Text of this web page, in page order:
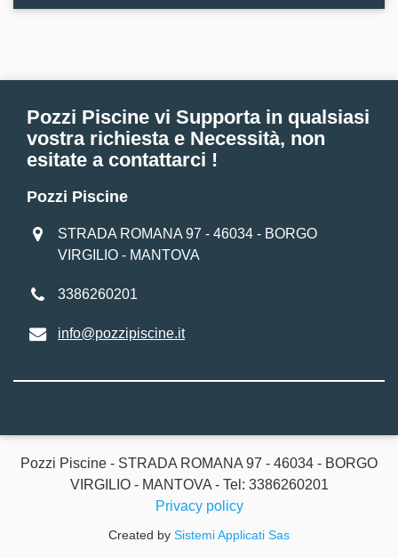
Pozzi Piscine vi Supporta in qualsiasi
vostra richiesta e Necessità, non
esitate a contattarci !
Pozzi Piscine
STRADA ROMANA 97 - 46034 - BORGO
VIRGILIO - MANTOVA
3386260201
info@pozzipiscine.it
Pozzi Piscine - STRADA ROMANA 97 - 46034 - BORGO
VIRGILIO - MANTOVA - Tel: 3386260201
Privacy policy
Created by Sistemi Applicati Sas